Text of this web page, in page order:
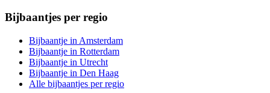
Bijbaantjes per regio
Bijbaantje in Amsterdam
Bijbaantje in Rotterdam
Bijbaantje in Utrecht
Bijbaantje in Den Haag
Alle bijbaantjes per regio